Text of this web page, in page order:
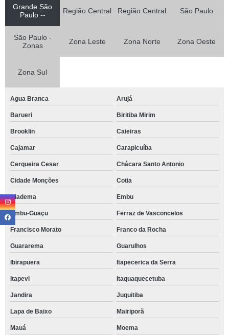
Grande São
Paulo --
Região Central Região Central São Paulo
São Paulo -
Zonas
Zona Leste Zona Norte Zona Oeste
Zona Sul
Agua Branca Arujá
Barueri Biritiba Mirim
Brooklin Caieiras
Cajamar Carapicuíba
Cerqueira Cesar Chácara Santo Antonio
Cidade Monções Cotia
Diadema Embu
Embu-Guaçu Ferraz de Vasconcelos
Francisco Morato Franco da Rocha
Guararema Guarulhos
Ibirapuera Itapecerica da Serra
Itapevi Itaquaquecetuba
Jandira Juquitiba
Lapa de Baixo Mairiporã
Mauá Moema